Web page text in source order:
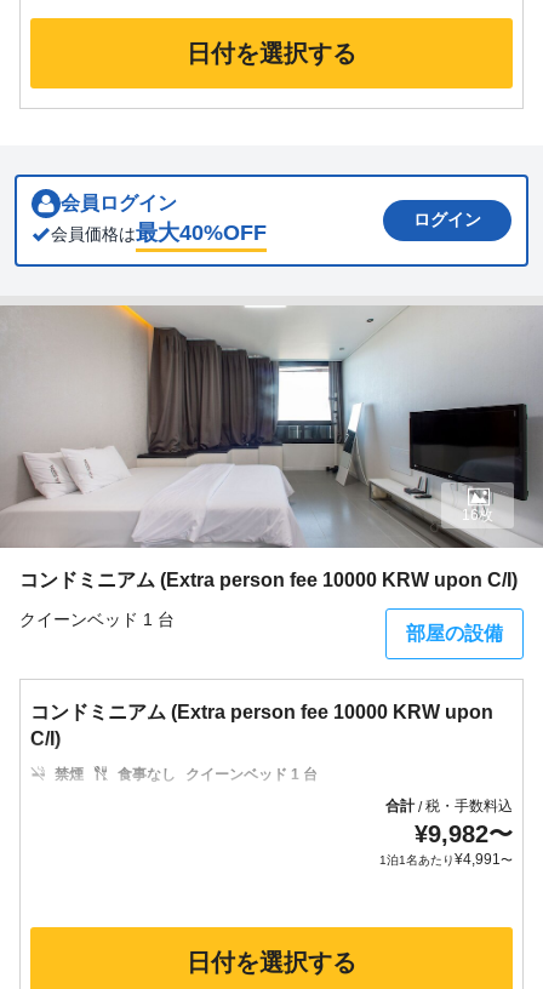
日付を選択する
会員ログイン
会員価格は最大40%OFF
ログイン
コンドミニアム (Extra person fee 10000 KRW upon C/I)
クイーンベッド 1 台
部屋の設備
16枚
コンドミニアム (Extra person fee 10000 KRW upon
C/I)
禁煙 食事なし
クイーンベッド 1 台
合計/税・手数料込
¥9,982〜
1泊1名あたり¥4,991〜
日付を選択する